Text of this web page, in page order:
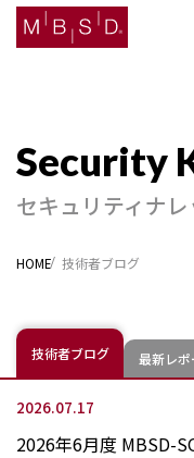
セキュリティナ
HOME 技術者ブログ
技術者ブログ 最新レポ
2026.07.17
2026年6月度 MBSD-